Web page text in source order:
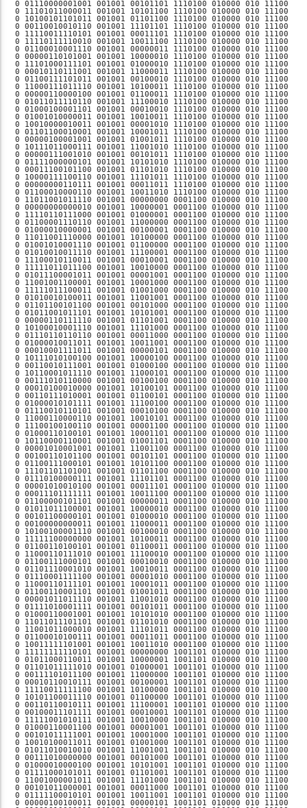
01011101 001001 10101001 0001100 010000 010 11100 001001001  Di, 02.07.24 18:15:00, SZ   
0 00000110111110 001001 01101001 0001100 010000 010 11100 001001001  Di, 02.07.24 18:16:00, SZ   
0 10100010001110 001001 11101000 0001100 010000 010 11100 001001001  Di, 02.07.24 18:17:00, SZ   
0 01110110110110 001001 00011000 0001100 010000 010 11100 001001001  Di, 02.07.24 18:18:00, SZ   
0 01000010011011 001001 10011001 0001100 010000 010 11100 001001001  Di, 02.07.24 18:19:00, SZ   
0 00010001111011 001001 00000101 0001100 010000 010 11100 001001001  Di, 02.07.24 18:20:00, SZ   
0 10111010100100 001001 10000100 0001100 010000 010 11100 001001001  Di, 02.07.24 18:21:00, SZ   
0 00110010111001 001001 01000100 0001100 010000 010 11100 001001001  Di, 02.07.24 18:22:00, SZ   
0 10110001011110 001001 11000101 0001100 010000 010 11100 001001001  Di, 02.07.24 18:23:00, SZ   
0 00111010110000 001001 00100100 0001100 010000 010 11100 001001001  Di, 02.07.24 18:24:00, SZ   
0 00010100010000 001001 10100101 0001100 010000 010 11100 001001001  Di, 02.07.24 18:25:00, SZ   
0 00110111010001 001001 01100101 0001100 010000 010 11100 001001001  Di, 02.07.24 18:26:00, SZ   
0 01000010101111 001001 11100100 0001100 010000 010 11100 001001001  Di, 02.07.24 18:27:00, SZ   
0 01110010110101 001001 00010100 0001100 010000 010 11100 001001001  Di, 02.07.24 18:28:00, SZ   
0 11000110000110 001001 10010101 0001100 010000 010 11100 001001001  Di, 02.07.24 18:29:00, SZ   
0 11100100100110 001001 00001100 0001100 010000 010 11100 001001001  Di, 02.07.24 18:30:00, SZ   
0 01000110100101 001001 10001101 0001100 010000 010 11100 001001001  Di, 02.07.24 18:31:00, SZ   
0 10110000110001 001001 01001101 0001100 010000 010 11100 001001001  Di, 02.07.24 18:32:00, SZ   
0 00001010001001 001001 11001100 0001100 010000 010 11100 001001001  Di, 02.07.24 18:33:00, SZ   
0 00100110101100 001001 00101101 0001100 010000 010 11100 001001001  Di, 02.07.24 18:34:00, SZ   
0 01100111000101 001001 10101100 0001100 010000 010 11100 001001001  Di, 02.07.24 18:35:00, SZ   
0 11101101101001 001001 01101100 0001100 010000 010 11100 001001001  Di, 02.07.24 18:36:00, SZ   
0 01110100000111 001001 11101101 0001100 010000 010 11100 001001001  Di, 02.07.24 18:37:00, SZ   
0 00001010010100 001001 00011101 0001100 010000 010 11100 001001001  Di, 02.07.24 18:38:00, SZ   
0 00011101111111 001001 10011100 0001100 010000 010 11100 001001001  Di, 02.07.24 18:39:00, SZ   
0 01100000101101 001001 00000011 0001100 010000 010 11100 001001001  Di, 02.07.24 18:40:00, SZ   
0 01011011100001 001001 10000010 0001100 010000 010 11100 001001001  Di, 02.07.24 18:41:00, SZ   
0 00101100000101 001001 01000010 0001100 010000 010 11100 001001001  Di, 02.07.24 18:42:00, SZ   
0 00100000000011 001001 11000011 0001100 010000 010 11100 001001001  Di, 02.07.24 18:43:00, SZ   
0 10100100001110 001001 00100010 0001100 010000 010 11100 001001001  Di, 02.07.24 18:44:00, SZ   
0 11111100000000 001001 10100011 0001100 010000 010 11100 001001001  Di, 02.07.24 18:45:00, SZ   
0 01100110100101 001001 01100011 0001100 010000 010 11100 001001001  Di, 02.07.24 18:46:00, SZ   
0 11000110111010 001001 11100010 0001100 010000 010 11100 001001001  Di, 02.07.24 18:47:00, SZ   
0 01100111000101 001001 00010010 0001100 010000 010 11100 001001001  Di, 02.07.24 18:48:00, SZ   
0 01101110001010 001001 10010011 0001100 010000 010 11100 001001001  Di, 02.07.24 18:49:00, SZ   
0 01110001111100 001001 00001010 0001100 010000 010 11100 001001001  Di, 02.07.24 18:50:00, SZ   
0 11000110111101 001001 10001011 0001100 010000 010 11100 001001001  Di, 02.07.24 18:51:00, SZ   
0 01100110001101 001001 01001011 0001100 010000 010 11100 001001001  Di, 02.07.24 18:52:00, SZ   
0 00001011011110 001001 11001010 0001100 010000 010 11100 001001001  Di, 02.07.24 18:53:00, SZ   
0 01111010001111 001001 00101011 0001100 010000 010 11100 001001001  Di, 02.07.24 18:54:00, SZ   
0 01000110001001 001001 10101010 0001100 010000 010 11100 001001001  Di, 02.07.24 18:55:00, SZ   
0 11011011101101 001001 01101010 0001100 010000 010 11100 001001001  Di, 02.07.24 18:56:00, SZ   
0 11001011000010 001001 11101011 0001100 010000 010 11100 001001001  Di, 02.07.24 18:57:00, SZ   
0 01100010100111 001001 00011011 0001100 010000 010 11100 001001001  Di, 02.07.24 18:58:00, SZ   
0 10011111101001 001001 10011010 0001100 010000 010 11100 001001001  Di, 02.07.24 18:59:00, SZ   
0 11111111110101 001001 00000000 1001101 010000 010 11100 001001001  Di, 02.07.24 19:00:00, SZ   
0 01011000110011 001001 10000001 1001101 010000 010 11100 001001001  Di, 02.07.24 19:01:00, SZ   
0 01101011111010 001001 01000001 1001101 010000 010 11100 001001001  Di, 02.07.24 19:02:00, SZ   
0 00111101011100 001001 11000000 1001101 010000 010 11100 001001001  Di, 02.07.24 19:03:00, SZ   
0 00010110010111 001001 00100001 1001101 010000 010 11100 001001001  Di, 02.07.24 19:04:00, SZ   
0 11110011111100 001001 10100000 1001101 010000 010 11100 001001001  Di, 02.07.24 19:05:00, SZ   
0 10101100011110 001001 01100000 1001101 010000 010 11100 001001001  Di, 02.07.24 19:06:00, SZ   
0 00110110010111 001001 11100001 1001101 010000 010 11100 001001001  Di, 02.07.24 19:07:00, SZ   
0 00100011101111 001001 00010001 1001101 010000 010 11100 001001001  Di, 02.07.24 19:08:00, SZ   
0 11111001010111 001001 10010000 1001101 010000 010 11100 001001001  Di, 02.07.24 19:09:00, SZ   
0 01000110001100 001001 00001001 1001101 010000 010 11100 001001001  Di, 02.07.24 19:10:00, SZ   
0 00101011111001 001001 10001000 1001101 010000 010 11100 001001001  Di, 02.07.24 19:11:00, SZ   
0 10010100011011 001001 01001000 1001101 010000 010 11100 001001001  Di, 02.07.24 19:12:00, SZ   
0 01011010010010 001001 11001001 1001101 010000 010 11100 001001001  Di, 02.07.24 19:13:00, SZ   
0 00111010000000 001001